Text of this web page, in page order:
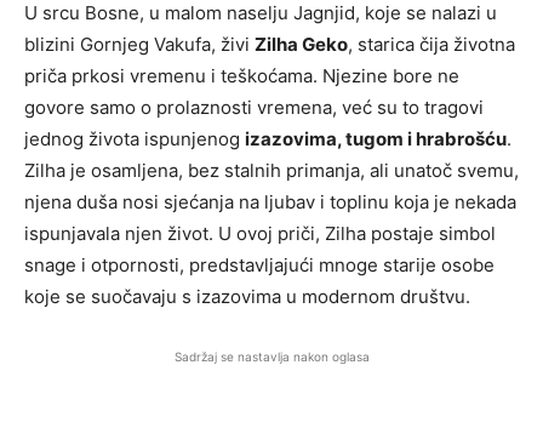
U srcu Bosne, u malom naselju Jagnjid, koje se nalazi u
blizini Gornjeg Vakufa, živi Zilha Geko, starica čija životna
priča prkosi vremenu i teškoćama. Njezine bore ne
govore samo o prolaznosti vremena, već su to tragovi
jednog života ispunjenog izazovima, tugom i hrabrošću.
Zilha je osamljena, bez stalnih primanja, ali unatoč svemu,
njena duša nosi sjećanja na ljubav i toplinu koja je nekada
ispunjavala njen život. U ovoj priči, Zilha postaje simbol
snage i otpornosti, predstavljajući mnoge starije osobe
koje se suočavaju s izazovima u modernom društvu.
Sadržaj se nastavlja nakon oglasa